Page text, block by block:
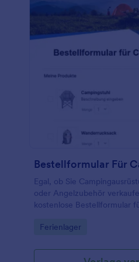
Bestellformular Für
Egal, ob Sie
oder Angelzubehör
kostenlose Bestellformular
Abenteuerprodukte über
Go to Category:
Ferienlager